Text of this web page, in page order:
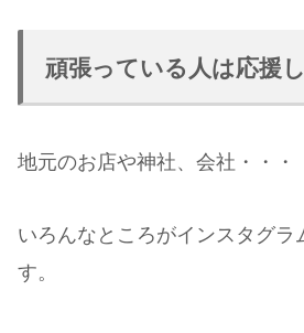
頑張っている人は応援
地元のお店や神社、会社・・・
いろんなところがインスタグラ
す。